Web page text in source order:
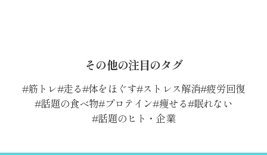
その他の注目のタグ
筋トレ 走る 体をほぐす ストレス解消 疲労回復
話題の食べ物 プロテイン 痩せる 眠れない
話題のヒト・企業